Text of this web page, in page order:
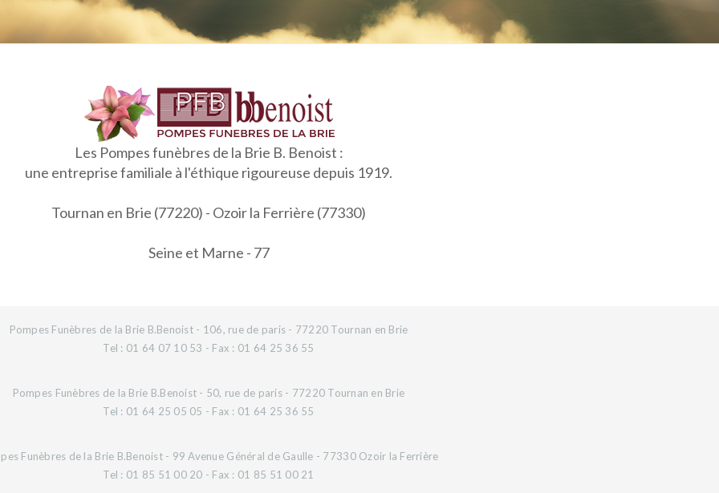
Les Pompes funèbres de la Brie B. Benoist :
une entreprise familiale à l'éthique rigoureuse depuis 1919.
Tournan en Brie (77220) - Ozoir la Ferrière (77330)
Seine et Marne - 77
Pompes Funèbres de la Brie B.Benoist - 106, rue de paris - 77220 Tournan en Brie
Tel : 01 64 07 10 53 - Fax : 01 64 25 36 55
Pompes Funèbres de la Brie B.Benoist - 50, rue de paris - 77220 Tournan en Brie
Tel : 01 64 25 05 05 - Fax : 01 64 25 36 55
Funèbres de la Brie B.Benoist - 99 Avenue Général de Gaulle - 77330 Ozoir la Ferrière
Tel : 01 85 51 00 20 - Fax : 01 85 51 00 21